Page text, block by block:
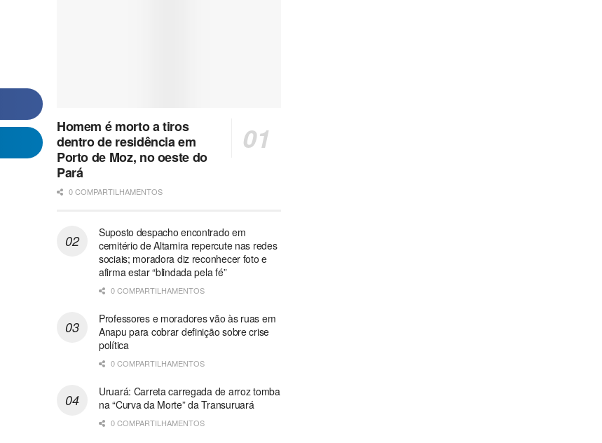
Homem é morto a tiros
dentro de residência em
Porto de Moz, no oeste do
Pará
0 COMPARTILHAMENTOS
Suposto despacho encontrado em
cemitério de Altamira repercute nas redes
sociais; moradora diz reconhecer foto e
afirma estar “blindada pela fé”
0 COMPARTILHAMENTOS
Professores e moradores vão às ruas em
Anapu para cobrar definição sobre crise
política
0 COMPARTILHAMENTOS
Uruará: Carreta carregada de arroz tomba
na “Curva da Morte” da Transuruará
0 COMPARTILHAMENTOS